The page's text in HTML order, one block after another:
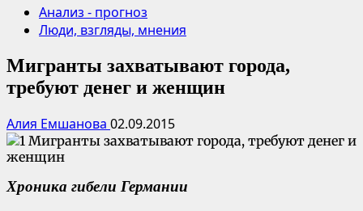
Анализ - прогноз
Люди, взгляды, мнения
Мигранты захватывают города,
требуют денег и женщин
Алия Емшанова 02.09.2015
Хроника гибели Германии